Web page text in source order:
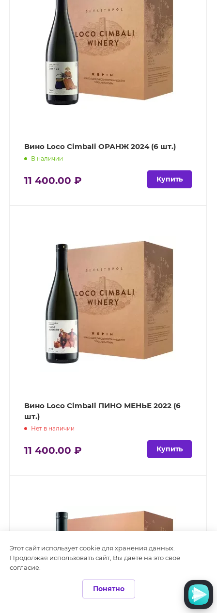
Вино Loco Cimbali ОРАНЖ 2024 (6 шт.)
В наличии
11 400.00 ₽ Купить
Вино Loco Cimbali ПИНО МЕНЬЕ 2022 (6
шт.)
Нет в наличии
11 400.00 ₽ Купить
Этот сайт использует cookie для хранения данных.
Продолжая использовать сайт, Вы даете на это свое
согласие.
Понятно